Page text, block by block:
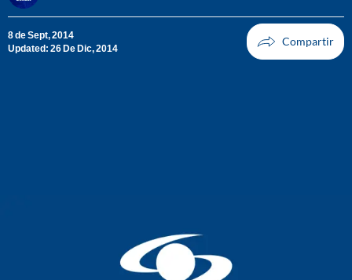
8 de Sept, 2014
Updated: 26 De Dic, 2014